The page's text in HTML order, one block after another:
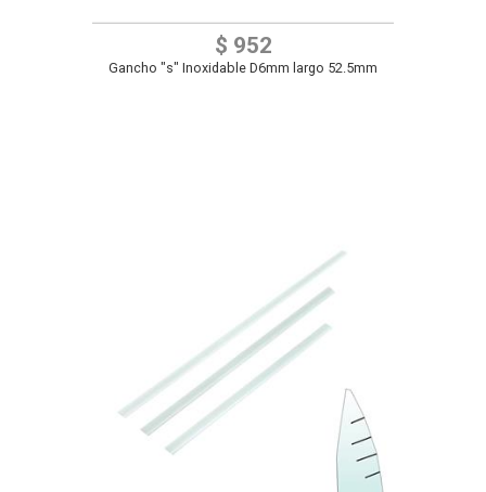
$ 952
Gancho "s" Inoxidable D6mm largo 52.5mm